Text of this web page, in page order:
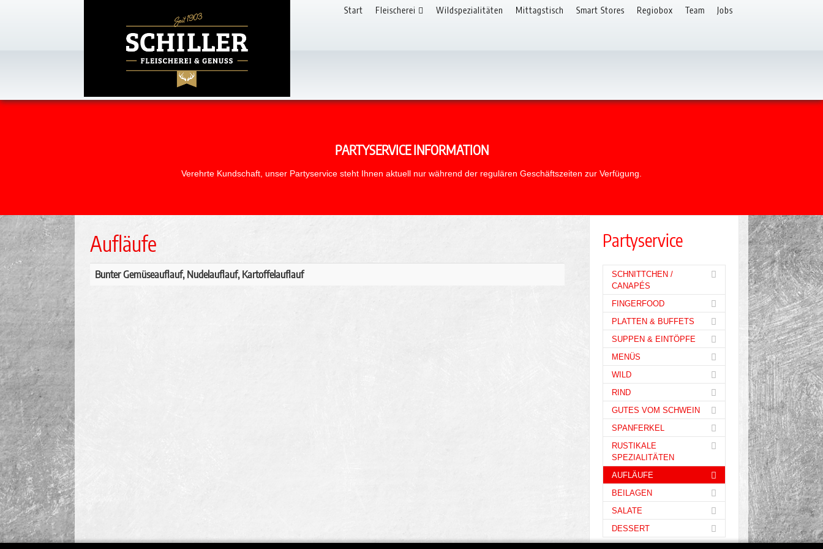
Start Fleischerei Wildspezialitäten Mittagstisch Smart Stores Regiobox Team Jobs
PARTYSERVICE INFORMATION
Verehrte Kundschaft, unser Partyservice steht Ihnen aktuell nur während der regulären Geschäftszeiten zur Verfügung.
Aufläufe
Bunter Gemüseauflauf, Nudelauflauf, Kartoffelauflauf
Partyservice
SCHNITTCHEN /
CANAPÉS
FINGERFOOD
PLATTEN & BUFFETS
SUPPEN & EINTÖPFE
MENÜS
WILD
RIND
GUTES VOM SCHWEIN
SPANFERKEL
RUSTIKALE
SPEZIALITÄTEN
AUFLÄUFE
BEILAGEN
SALATE
DESSERT